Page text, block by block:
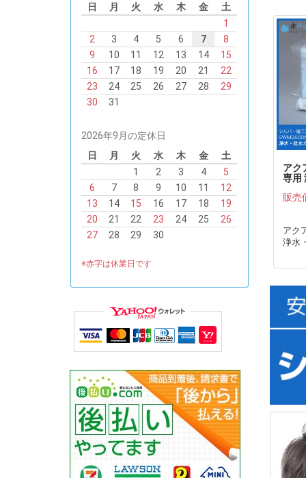
アク
専用
販売
アク
浄水
日
月 火 水 木 金
土
1
2
3 4 5 6 7
8
9
10 11 12 13 14
15
16
17 18 19 20 21
22
23
24 25 26 27 28
29
30
31
2026年9月の定休日
日
月 火 水 木 金
土
1
2 3 4
5
6
7 8 9 10 11
12
13
14 15 16 17 18
19
20
21 22 23 24 25
26
27
28 29 30
※赤字は休業日です